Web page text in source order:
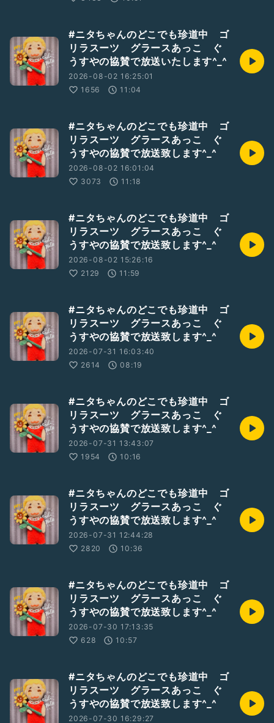
#ニタちゃんのどこでも珍道中 ゴ
リラスーツ グラースあっこ ぐ
うすやの協賛で放送いたします^_^
2026-08-02 16:25:01
1656
11:04
#ニタちゃんのどこでも珍道中 ゴ
リラスーツ グラースあっこ ぐ
うすやの協賛で放送致します^_^
2026-08-02 16:01:04
3073
11:18
#ニタちゃんのどこでも珍道中 ゴ
リラスーツ グラースあっこ ぐ
うすやの協賛で放送致します^_^
2026-08-02 15:26:16
2129
11:59
#ニタちゃんのどこでも珍道中 ゴ
リラスーツ グラースあっこ ぐ
うすやの協賛で放送致します^_^
2026-07-31 16:03:40
2614
08:19
#ニタちゃんのどこでも珍道中 ゴ
リラスーツ グラースあっこ ぐ
うすやの協賛で放送致します^_^
2026-07-31 13:43:07
1954
10:16
#ニタちゃんのどこでも珍道中 ゴ
リラスーツ グラースあっこ ぐ
うすやの協賛で放送致します^_^
2026-07-31 12:44:28
2820
10:36
#ニタちゃんのどこでも珍道中 ゴ
リラスーツ グラースあっこ ぐ
うすやの協賛で放送致します^_^
2026-07-30 17:13:35
628
10:57
#ニタちゃんのどこでも珍道中 ゴ
リラスーツ グラースあっこ ぐ
うすやの協賛で放送致します^_^
2026-07-30 16:29:27